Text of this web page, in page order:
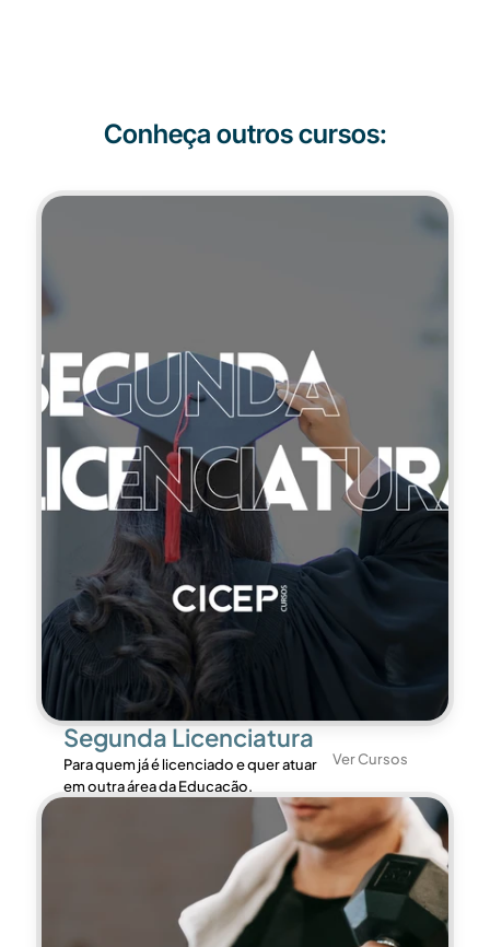
Conheça outros cursos:
Segunda Licenciatura
Para quem já é licenciado e quer atuar
em outra área da Educação.
Ver Cursos